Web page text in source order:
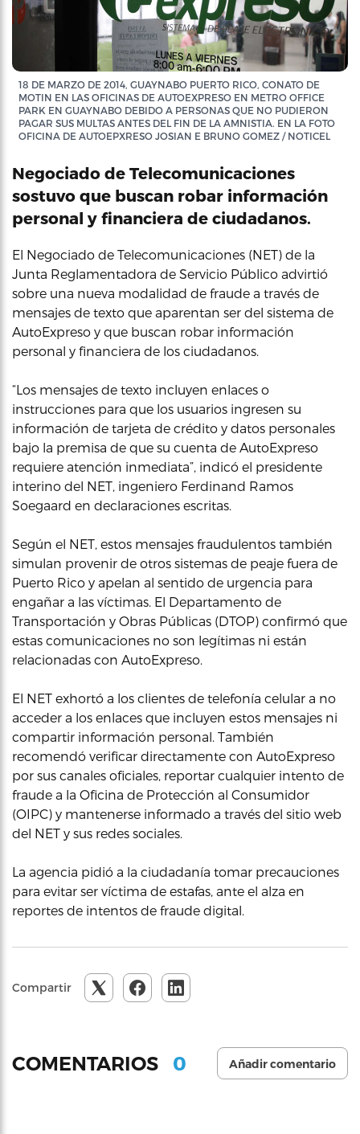
18 DE MARZO DE 2014, GUAYNABO PUERTO RICO, CONATO DE
MOTIN EN LAS OFICINAS DE AUTOEXPRESO EN METRO OFFICE
PARK EN GUAYNABO DEBIDO A PERSONAS QUE NO PUDIERON
PAGAR SUS MULTAS ANTES DEL FIN DE LA AMNISTIA. EN LA FOTO
OFICINA DE AUTOEPXRESO JOSIAN E BRUNO GOMEZ / NOTICEL
Negociado de Telecomunicaciones
sostuvo que buscan robar información
personal y financiera de ciudadanos.
El Negociado de Telecomunicaciones (NET) de la
Junta Reglamentadora de Servicio Público advirtió
sobre una nueva modalidad de fraude a través de
mensajes de texto que aparentan ser del sistema de
AutoExpreso y que buscan robar información
personal y financiera de los ciudadanos.
“Los mensajes de texto incluyen enlaces o
instrucciones para que los usuarios ingresen su
información de tarjeta de crédito y datos personales
bajo la premisa de que su cuenta de AutoExpreso
requiere atención inmediata”, indicó el presidente
interino del NET, ingeniero Ferdinand Ramos
Soegaard en declaraciones escritas.
Según el NET, estos mensajes fraudulentos también
simulan provenir de otros sistemas de peaje fuera de
Puerto Rico y apelan al sentido de urgencia para
engañar a las víctimas. El Departamento de
Transportación y Obras Públicas (DTOP) confirmó que
estas comunicaciones no son legítimas ni están
relacionadas con AutoExpreso.
El NET exhortó a los clientes de telefonía celular a no
acceder a los enlaces que incluyen estos mensajes ni
compartir información personal. También
recomendó verificar directamente con AutoExpreso
por sus canales oficiales, reportar cualquier intento de
fraude a la Oficina de Protección al Consumidor
(OIPC) y mantenerse informado a través del sitio web
del NET y sus redes sociales.
La agencia pidió a la ciudadanía tomar precauciones
para evitar ser víctima de estafas, ante el alza en
reportes de intentos de fraude digital.
Compartir
COMENTARIOS 0 Añadir comentario